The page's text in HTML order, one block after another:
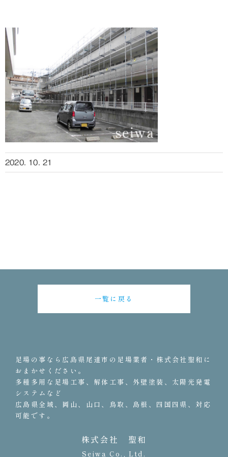
2020. 10. 21
一覧に戻る
足場の事なら広島県尾道市の足場業者・株式会社聖和に
おまかせください。
多種多用な足場工事、解体工事、外壁塗装、太陽光発電
システムなど
広島県全域、岡山、山口、鳥取、島根、四国四県、対応
可能です。
株式会社 聖和
Seiwa Co., Ltd.